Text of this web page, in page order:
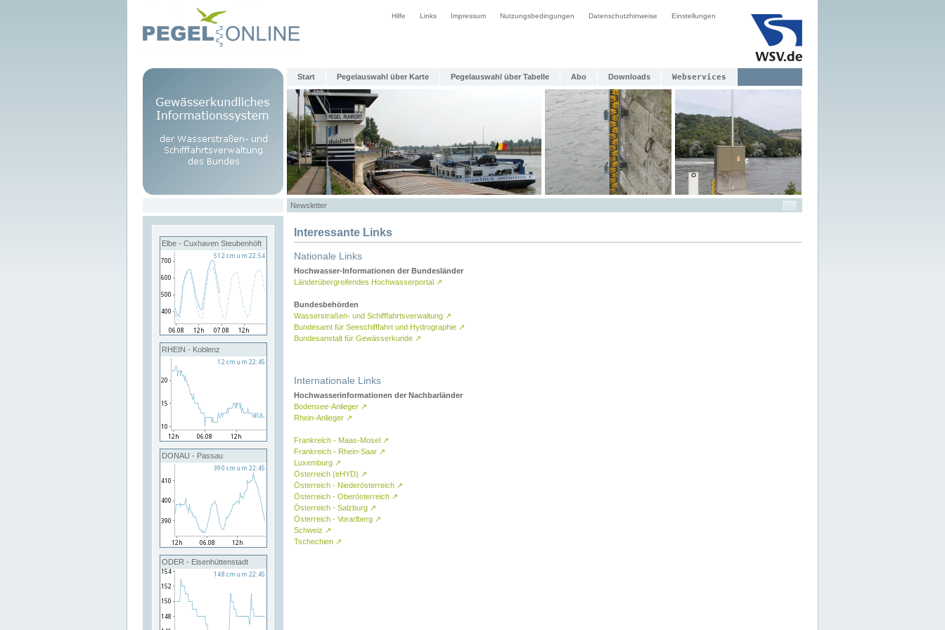
Hilfe Links Impressum Nutzungsbedingungen Datenschutzhinweise Einstellungen
Start Pegelauswahl über Karte Pegelauswahl über Tabelle Abo Downloads Webservices
Newsletter
Elbe - Cuxhaven Steubenhöft
RHEIN - Koblenz
DONAU - Passau
ODER - Eisenhüttenstadt
Interessante Links
Nationale Links
Hochwasser-Informationen der Bundesländer
Länderübergreifendes Hochwasserportal ↗
Bundesbehörden
Wasserstraßen- und Schifffahrtsverwaltung ↗
Bundesamt für Seeschifffahrt und Hydrographie ↗
Bundesanstalt für Gewässerkunde ↗
Internationale Links
Hochwasserinformationen der Nachbarländer
Bodensee-Anlieger ↗
Rhein-Anlieger ↗
Frankreich - Maas-Mosel ↗
Frankreich - Rhein-Saar ↗
Luxemburg ↗
Österreich (eHYD) ↗
Österreich - Niederösterreich ↗
Österreich - Oberösterreich ↗
Österreich - Salzburg ↗
Österreich - Vorarlberg ↗
Schweiz ↗
Tschechien ↗